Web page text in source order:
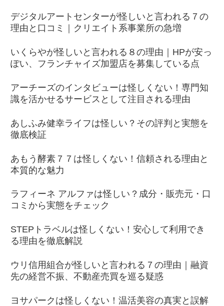
デジタルアートセンターが怪しいと言われる７の
理由と口コミ｜クリエイト系事業所の急増
いくらやが怪しいと言われる８の理由｜HPが安っ
ぽい、フランチャイズ加盟店を募集している点
アーチーズのインタビューは怪しくない！専門知
識を活かせるサービスとして注目される理由
あしふみ健幸ライフは怪しい？その評判と実態を
徹底検証
あもう酵素７７は怪しくない！信頼される理由と
本質的な魅力
ラフィーネ アルファは怪しい？成分・販売元・口
コミから実態をチェック
STEPトラベルは怪しくない！安心して利用でき
る理由を徹底解説
ウリ信用組合が怪しいと言われる７の理由｜融資
先の経営不振、不動産売買を巡る疑惑
ヨサパークは怪しくない！温活美容の真実と誤解